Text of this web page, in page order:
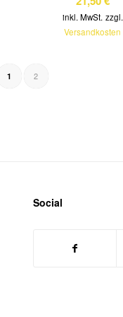
inkl. MwSt. zzgl.
Versandkosten
1 2
Social